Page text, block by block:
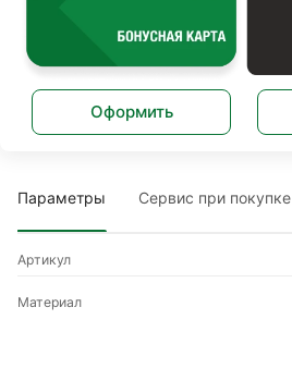
Оформить
Параметры Сервис при покупке
Артикул
Материал